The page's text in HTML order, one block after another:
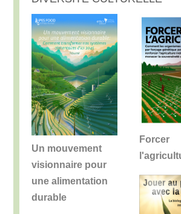
Un mouvement
visionnaire pour
une alimentation
durable
Forcer